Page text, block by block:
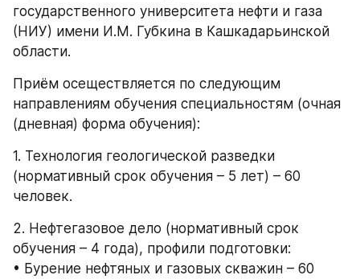
государственного университета нефти и газа
(НИУ) имени И.М. Губкина в Кашкадарьинской
области.
Приём осеществляется по следующим
направлениям обучения специальностям (очная
(дневная) форма обучения):
1. Технология геологической разведки
(нормативный срок обучения – 5 лет) – 60
человек.
2. Нефтегазовое дело (нормативный срок
обучения – 4 года), профили подготовки:
• Бурение нефтяных и газовых скважин – 60